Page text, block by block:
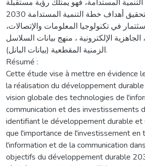
المستدامة، فهو يمتلك رؤية مستقبلة
لتحقيق أهداف خطة التنمية المستدامة 2030.
في تكنولوجيا المعلومات والإتصالات،
الجاهزية الإلكترونية ، منهج بيانات السلاسل
الزمنية المقطعية (بيانات البانل).
Résumé :
Cette étude vise à mettre en évidence
la réalisation du développement
vision globale des technologies de
communication et des investissements
identifiant le développement durable et
que l'importance de l'investissement en
l'information et de la communication
objectifs du développement durable